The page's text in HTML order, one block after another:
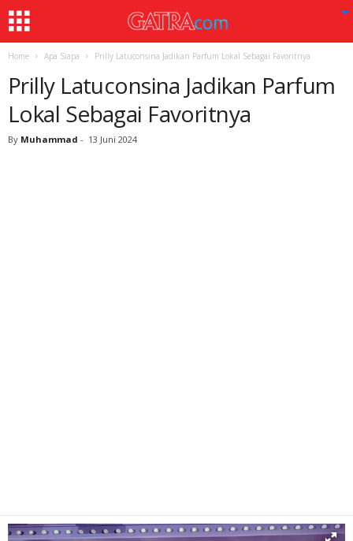
Home Apa Siapa Prilly Latuconsina Jadikan Parfum Lokal Sebagai Favoritnya
Prilly Latuconsina Jadikan Parfum
Lokal Sebagai Favoritnya
By Muhammad - 13 Juni 2024